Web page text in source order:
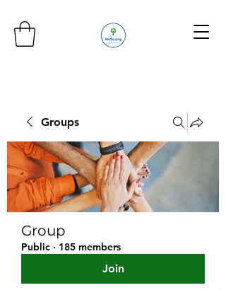
Groups
Group
Public · 185 members
Join